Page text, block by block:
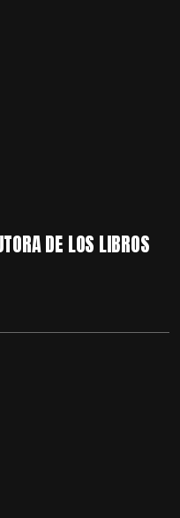
DE LOS LIBROS